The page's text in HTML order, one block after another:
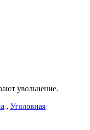
увольнение.
, Уголовная